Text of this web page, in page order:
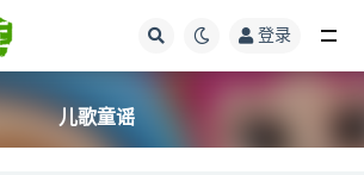
登录
儿歌童谣